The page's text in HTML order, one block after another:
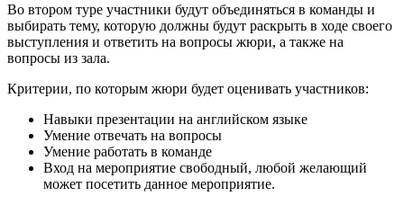
Во втором туре участники будут объединяться в команды и
выбирать тему, которую должны будут раскрыть в ходе своего
выступления и ответить на вопросы жюри, а также на
вопросы из зала.
Критерии, по которым жюри будет оценивать участников:
Навыки презентации на английском языке
Умение отвечать на вопросы
Умение работать в команде
Вход на мероприятие свободный, любой желающий
может посетить данное мероприятие.